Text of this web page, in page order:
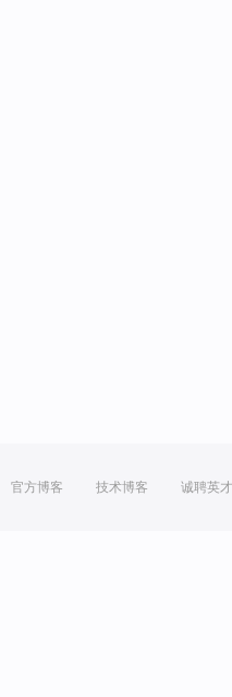
官方博客 技术博客 诚聘英才